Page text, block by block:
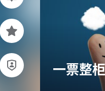
一票整